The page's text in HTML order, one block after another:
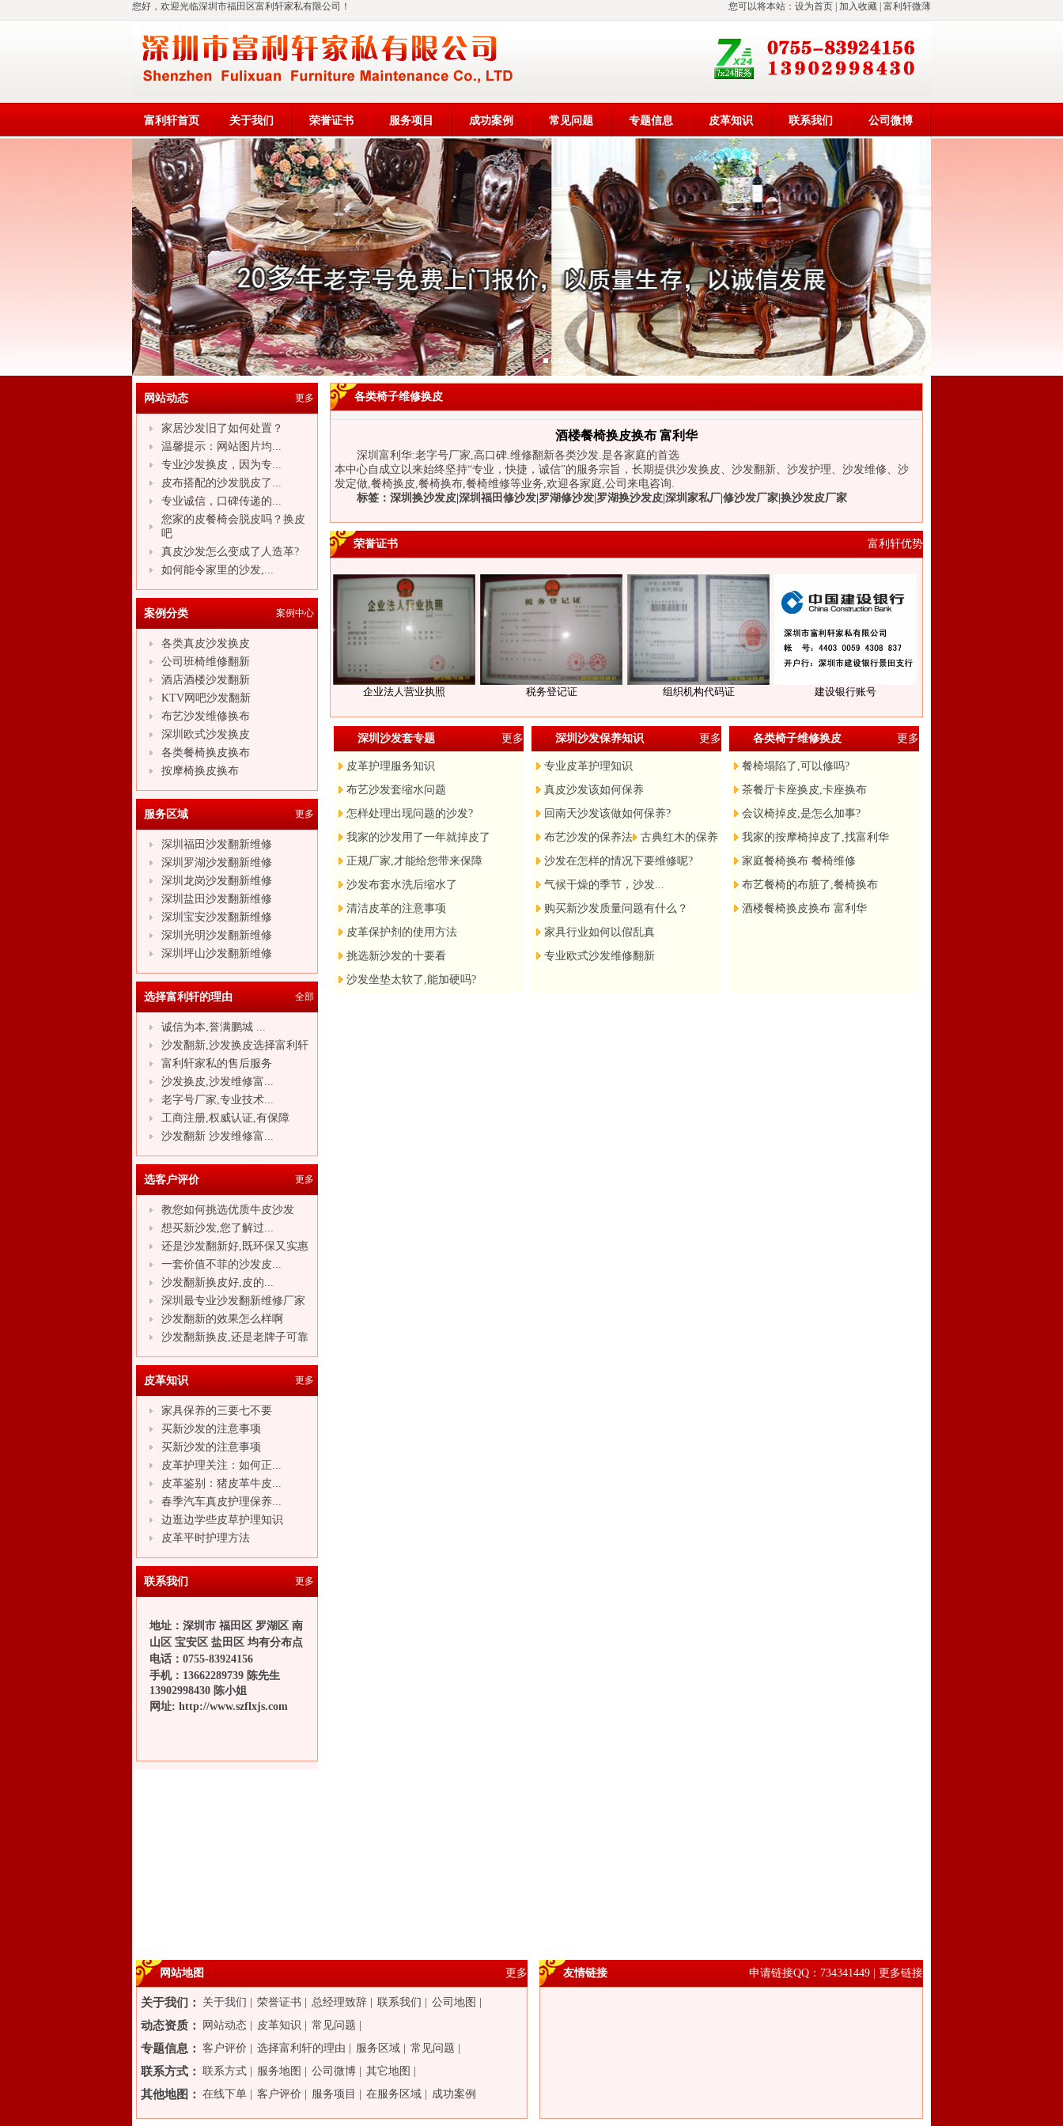
您好，欢迎光临深圳市福田区富利轩家私有限公司！ 您可以将本站： 设为首页 加入收藏 富利轩微薄
富利轩首页 关于我们 荣誉证书 服务项目 成功案例 常见问题 专题信息 皮革知识 联系我们 公司微博
网站动态 更多
家居沙发旧了如何处置？
温馨提示：网站图片均...
专业沙发换皮，因为专...
皮布搭配的沙发脱皮了...
专业诚信，口碑传递的...
您家的皮餐椅会脱皮吗？换皮
吧
真皮沙发怎么变成了人造革?
如何能令家里的沙发,...
案例分类 案例中心
各类真皮沙发换皮
公司班椅维修翻新
酒店酒楼沙发翻新
KTV网吧沙发翻新
布艺沙发维修换布
深圳欧式沙发换皮
各类餐椅换皮换布
按摩椅换皮换布
服务区域 更多
深圳福田沙发翻新维修
深圳罗湖沙发翻新维修
深圳龙岗沙发翻新维修
深圳盐田沙发翻新维修
深圳宝安沙发翻新维修
深圳光明沙发翻新维修
深圳坪山沙发翻新维修
选择富利轩的理由 全部
诚信为本,誉满鹏城 ...
沙发翻新,沙发换皮选择富利轩
富利轩家私的售后服务
沙发换皮,沙发维修富...
老字号厂家,专业技术...
工商注册,权威认证,有保障
沙发翻新 沙发维修富...
选客户评价 更多
教您如何挑选优质牛皮沙发
想买新沙发,您了解过...
还是沙发翻新好,既环保又实惠
一套价值不菲的沙发皮...
沙发翻新换皮好,皮的...
深圳最专业沙发翻新维修厂家
沙发翻新的效果怎么样啊
沙发翻新换皮,还是老牌子可靠
皮革知识 更多
家具保养的三要七不要
买新沙发的注意事项
买新沙发的注意事项
皮革护理关注：如何正...
皮革鉴别：猪皮革牛皮...
春季汽车真皮护理保养...
边逛边学些皮草护理知识
皮革平时护理方法
联系我们 更多
地址：深圳市 福田区 罗湖区 南
山区 宝安区 盐田区 均有分布点
电话： 0755-83924156
手机：13662289739 陈先生
13902998430 陈小姐
网址: http://www.szflxjs.com
各类椅子维修换皮
酒楼餐椅换皮换布 富利华
深圳富利华:老字号厂家,高口碑.维修翻新各类沙发.是各家庭的首选
本中心自成立以来始终坚持“专业，快捷，诚信”的服务宗旨，长期提供沙发换皮、沙发翻新、沙发护理、沙发维修、沙
发定做,餐椅换皮,餐椅换布,餐椅维修等业务,欢迎各家庭,公司来电咨询.
标签：深圳换沙发皮|深圳福田修沙发|罗湖修沙发|罗湖换沙发皮|深圳家私厂|修沙发厂家|换沙发皮厂家
荣誉证书 富利轩优势
企业法人营业执照 税务登记证 组织机构代码证 建设银行账号
深圳沙发套专题 更多
皮革护理服务知识
布艺沙发套缩水问题
怎样处理出现问题的沙发?
我家的沙发用了一年就掉皮了
正规厂家,才能给您带来保障
沙发布套水洗后缩水了
清洁皮革的注意事项
皮革保护剂的使用方法
挑选新沙发的十要看
沙发坐垫太软了,能加硬吗?
深圳沙发保养知识 更多
专业皮革护理知识
真皮沙发该如何保养
回南天沙发该做如何保养?
布艺沙发的保养法
古典红木的保养
沙发在怎样的情况下要维修呢?
气候干燥的季节，沙发...
购买新沙发质量问题有什么？
家具行业如何以假乱真
专业欧式沙发维修翻新
各类椅子维修换皮 更多
餐椅塌陷了,可以修吗?
茶餐厅卡座换皮,卡座换布
会议椅掉皮,是怎么加事?
我家的按摩椅掉皮了,找富利华
家庭餐椅换布 餐椅维修
布艺餐椅的布脏了,餐椅换布
酒楼餐椅换皮换布 富利华
网站地图 更多
关于我们： 关于我们 荣誉证书 总经理致辞 联系我们 公司地图
动态资质： 网站动态 皮革知识 常见问题
专题信息： 客户评价 选择富利轩的理由 服务区域 常见问题
联系方式： 联系方式 服务地图 公司微博 其它地图
其他地图： 在线下单 客户评价 服务项目 在服务区域 成功案例
友情链接 申请链接QQ：734341449 | 更多链接